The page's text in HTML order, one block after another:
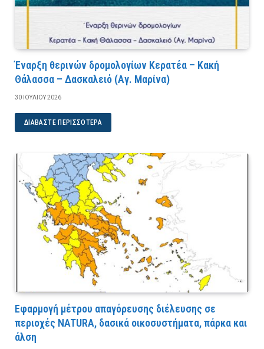
Έναρξη θερινών δρομολογίων Κερατέα – Κακή
Θάλασσα – Δασκαλειό (Αγ. Μαρίνα)
30 ΙΟΥΛΊΟΥ 2026
ΔΙΑΒΆΣΤΕ ΠΕΡΙΣΣΌΤΕΡΑ
Εφαρμογή μέτρου απαγόρευσης διέλευσης σε
περιοχές NATURA, δασικά οικοσυστήματα, πάρκα και
άλση